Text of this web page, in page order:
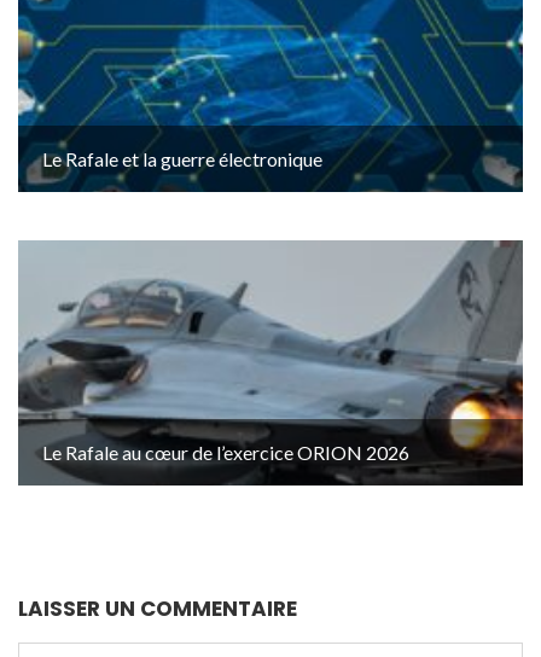
Le Rafale et la guerre électronique
Le Rafale au cœur de l’exercice ORION 2026
LAISSER UN COMMENTAIRE